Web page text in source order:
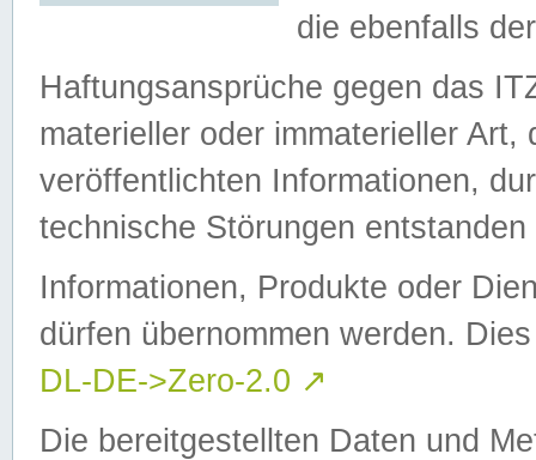
die ebenfalls
Haftungsansprüche gegen das
materieller oder immaterieller
veröffentlichten Informationen,
technische Störungen
Informationen, Produkte oder
dürfen übernommen werden.
DL-DE->Zero-2.0 ↗
Die bereitgestellten Daten und